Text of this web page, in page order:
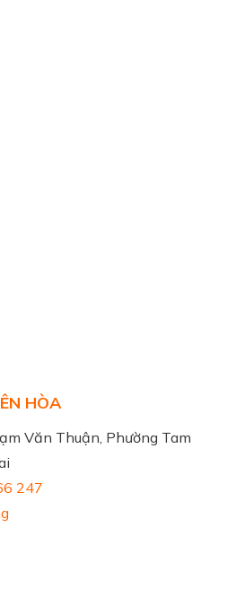
HÒA
Văn Thuận, Phường Tam
247